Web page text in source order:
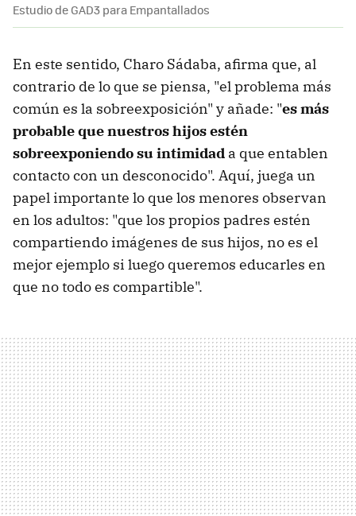
Estudio de GAD3 para Empantallados
En este sentido, Charo Sádaba, afirma que, al
contrario de lo que se piensa, "el problema más
común es la sobreexposición" y añade: "es más
probable que nuestros hijos estén
sobreexponiendo su intimidad a que entablen
contacto con un desconocido". Aquí, juega un
papel importante lo que los menores observan
en los adultos: "que los propios padres estén
compartiendo imágenes de sus hijos, no es el
mejor ejemplo si luego queremos educarles en
que no todo es compartible".